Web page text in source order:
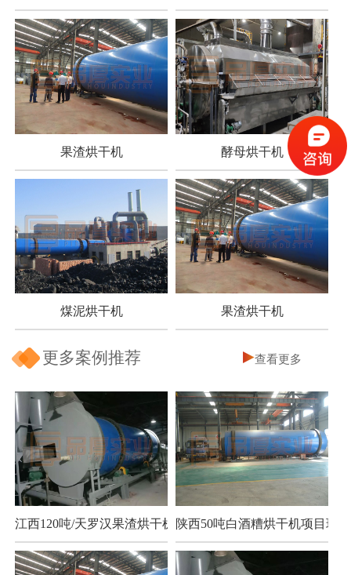
果渣烘干机 酵母烘干机
煤泥烘干机 果渣烘干机
更多案例推荐 查看更多
江西120吨/天罗汉果渣烘干机项目陕西50吨白酒糟烘干机项目现场